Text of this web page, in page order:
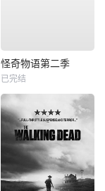
怪奇物语第二季
已完结